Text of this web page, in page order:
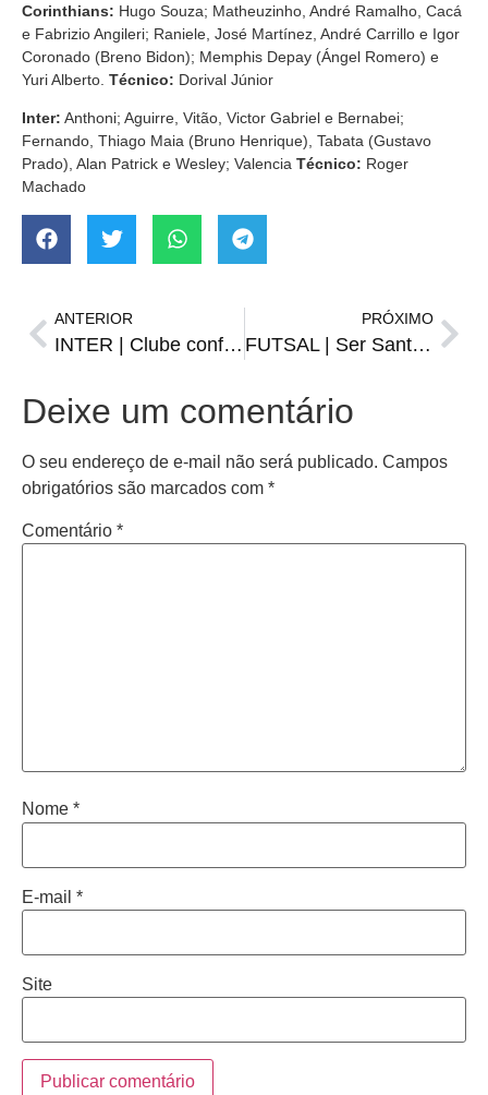
Corinthians: Hugo Souza; Matheuzinho, André Ramalho, Cacá
e Fabrizio Angileri; Raniele, José Martínez, André Carrillo e Igor
Coronado (Breno Bidon); Memphis Depay (Ángel Romero) e
Yuri Alberto. Técnico: Dorival Júnior
Inter: Anthoni; Aguirre, Vitão, Victor Gabriel e Bernabei;
Fernando, Thiago Maia (Bruno Henrique), Tabata (Gustavo
Prado), Alan Patrick e Wesley; Valencia Técnico: Roger
Machado
ANTERIOR
INTER | Clube confirma lesão do atacante Borré
PRÓXIMO
FUTSAL | Ser Santiago conquista título em Itacurubi
Deixe um comentário
O seu endereço de e-mail não será publicado. Campos
obrigatórios são marcados com *
Comentário *
Nome *
E-mail *
Site